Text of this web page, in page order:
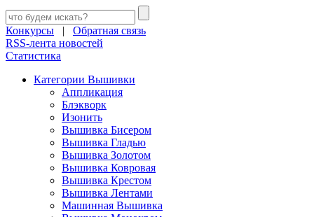
Конкурсы | Обратная связь
RSS-лента новостей
Статистика
Категории Вышивки
Аппликация
Блэкворк
Изонить
Вышивка Бисером
Вышивка Гладью
Вышивка Золотом
Вышивка Ковровая
Вышивка Крестом
Вышивка Лентами
Машинная Вышивка